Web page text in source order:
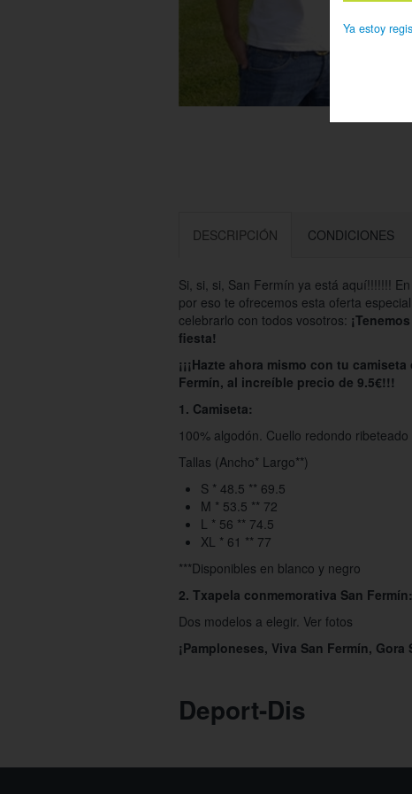
DESCRIPCIÓN CONDICIONES
Si, si, si, San Fermín ya está aquí!!!!!!!
por eso te ofrecemos esta oferta
celebrarlo con todos vosotros:
fiesta!
¡¡¡Hazte ahora mismo con tu
Fermín, al increíble precio de 9.5€!!!
1. Camiseta:
100% algodón. Cuello redondo
Tallas (Ancho* Largo**)
S * 48.5 ** 69.5
M * 53.5 ** 72
L * 56 ** 74.5
XL * 61 ** 77
***Disponibles en blanco y negro
2. Txapela conmemorativa San Fermín:
Dos modelos a elegir. Ver fotos
¡Pamploneses, Viva San Fermín, Gora
Deport-Dis
Ya estoy